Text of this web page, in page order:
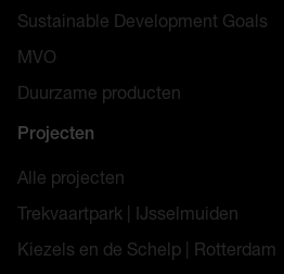
Sustainable Development Goals
MVO
Duurzame producten
Projecten
Alle projecten
Trekvaartpark | IJsselmuiden
Kiezels en de Schelp | Rotterdam